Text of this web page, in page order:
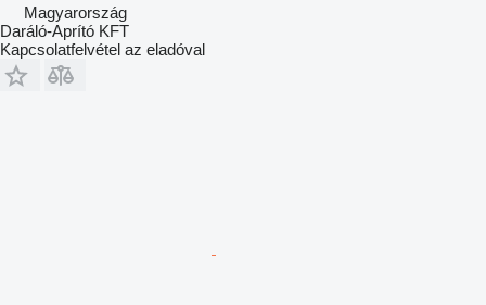
Magyarország
Daráló-Aprító KFT
Kapcsolatfelvétel az eladóval